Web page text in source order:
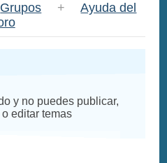
Grupos +
Ayuda del
y no puedes publicar,
editar temas